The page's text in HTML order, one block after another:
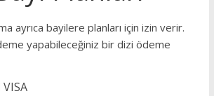
ayrıca bayilere planları için izin verir.
yapabileceğiniz bir dizi ödeme